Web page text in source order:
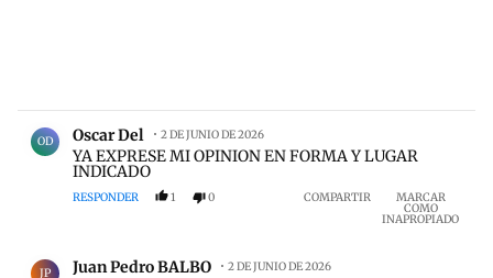
Comentario de Oscar Del.
OD Oscar Del 2 DE JUNIO DE 2026
YA EXPRESE MI OPINION EN FORMA Y LUGAR
INDICADO
RESPONDER 1 0 COMPARTIR MARCAR
COMO
INAPROPIADO
JP Juan Pedro BALBO 2 DE JUNIO DE 2026